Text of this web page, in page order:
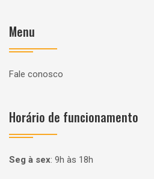
Menu
Fale conosco
Horário de funcionamento
Seg à sex: 9h às 18h